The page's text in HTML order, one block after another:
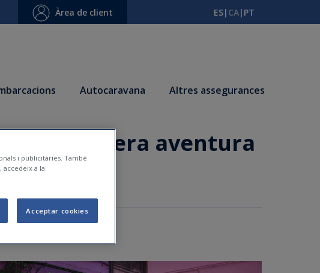
Àrea de client ES| CA| PT
Autocaravana Altres assegurances
teva primera aventura
i publicitàries. També
a la
Acceptar cookies